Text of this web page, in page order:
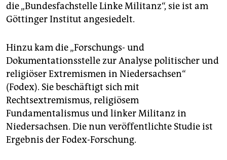
die „Bundesfachstelle Linke Militanz“, sie ist am
Göttinger Institut angesiedelt.
Hinzu kam die „Forschungs- und
Dokumentationsstelle zur Analyse politischer und
religiöser Extremismen in Niedersachsen“
(Fodex). Sie beschäftigt sich mit
Rechtsextremismus, religiösem
Fundamentalismus und linker Militanz in
Niedersachsen. Die nun veröffentlichte Studie ist
Ergebnis der Fodex-Forschung.